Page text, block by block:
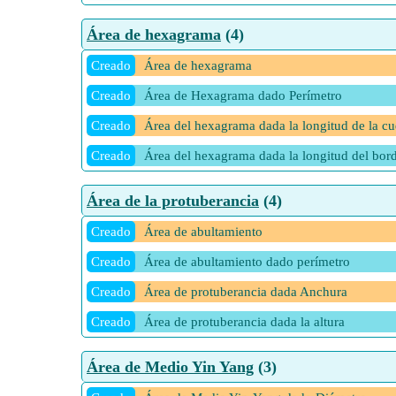
Área de hexagrama (4)
Creado Área de hexagrama
Creado Área de Hexagrama dado Perímetro
Creado Área del hexagrama dada la longitud de la
Creado Área del hexagrama dada la longitud del
Área de la protuberancia (4)
Creado Área de abultamiento
Creado Área de abultamiento dado perímetro
Creado Área de protuberancia dada Anchura
Creado Área de protuberancia dada la altura
Área de Medio Yin Yang (3)